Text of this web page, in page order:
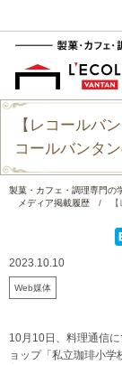
【レコールバ
コールバンタ
製菓・カフェ・調理専門の
メディア掲載履歴
/
2023.10.10
Web媒体
10月10日、料理通信
ョップ「私立珈琲小